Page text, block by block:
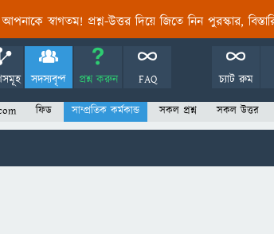
আপনাকে স্বাগতম! প্রশ্ন-উত্তর দিয়ে জিতে নিন পুরস্কার,
সদস্যবৃন্দ প্রশ্ন করুন FAQ চ্যাট রুম
ফিড সাম্প্রতিক কর্মকান্ড সকল প্রশ্ন সকল উত্তর